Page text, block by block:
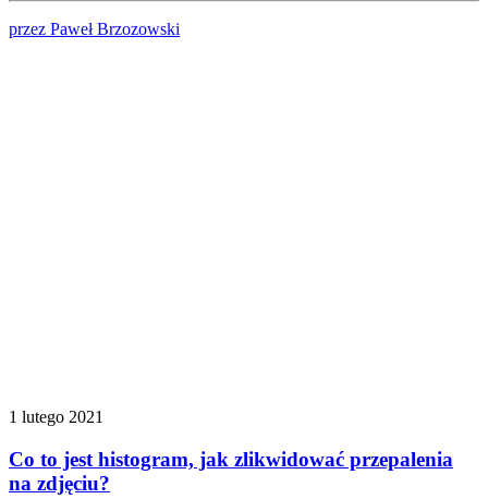
przez Paweł Brzozowski
1 lutego 2021
Co to jest histogram, jak zlikwidować przepalenia
na zdjęciu?